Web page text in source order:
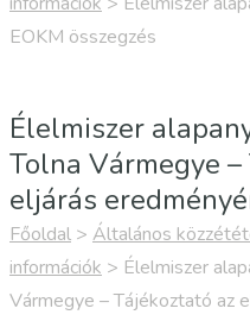
EOKM összegzés
Élelmiszer
Tolna Vármegye
eljárás
Főoldal > Általános
információk > Élelmiszer
Vármegye – Tájékoztató az